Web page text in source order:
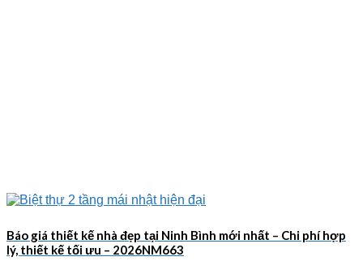
Báo giá thiết kế nhà đẹp tại Ninh Bình mới nhất – Chi phí hợp
lý, thiết kế tối ưu – 2026NM663